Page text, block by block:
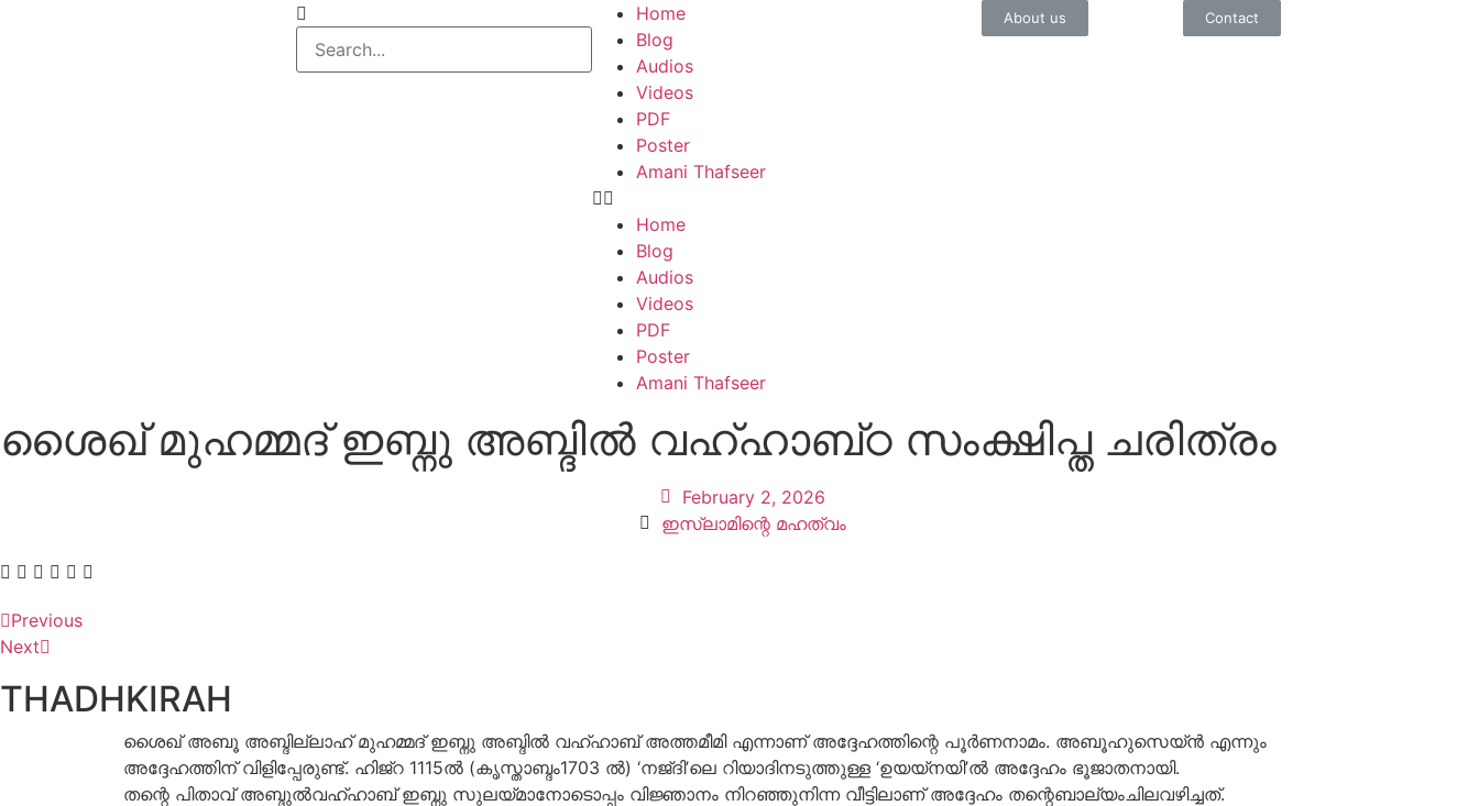
Home
Blog
Audios
Videos
PDF
Poster
Amani Thafseer
Home
Blog
Audios
Videos
PDF
Poster
Amani Thafseer
About us Contact
ശൈഖ് മുഹമ്മദ് ഇബ്നു അബ്ദിൽ വഹ്ഹാബ്ഠ സംക്ഷിപ്ത ചരിത്രം
February 2, 2026
ഇസ്ലാമിന്റെ മഹത്വം
Previous
Next
THADHKIRAH
ശൈഖ് അബൂ അബ്ദില്ലാഹ് മുഹമ്മദ് ഇബ്നു അബ്ദിൽ വഹ്ഹാബ് അത്തമീമി എന്നാണ് അദ്ദേഹത്തിന്റെ പൂർണനാമം. അബൂഹുസെയ്ൻ എന്നും
അദ്ദേഹത്തിന് വിളിപ്പേരുണ്ട്. ഹിജ്റ 1115ൽ (കൃസ്താബ്ദം1703 ൽ) ‘നജ്ദി’ലെ റിയാദിനടുത്തുള്ള ‘ഉയയ്നയി’ൽ അദ്ദേഹം ഭൂജാതനായി.
തന്റെ പിതാവ് അബ്ദുൽവഹ്ഹാബ് ഇബ്നു സുലയ്മാനോടൊപ്പം വിജ്ഞാനം നിറഞ്ഞുനിന്ന വീട്ടിലാണ് അദ്ദേഹം തന്റെബാല്യംചിലവഴിച്ചത്.